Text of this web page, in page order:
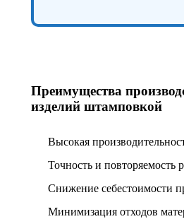
Преимущества
изделий штамповкой
Высокая
Точность и повторяемость
Снижение себестоимости
Минимизация отходов